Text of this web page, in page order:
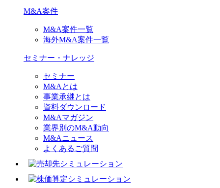
M&A案件
M&A案件一覧
海外M&A案件一覧
セミナー・ナレッジ
セミナー
M&Aとは
事業承継とは
資料ダウンロード
M&Aマガジン
業界別のM&A動向
M&Aニュース
よくあるご質問